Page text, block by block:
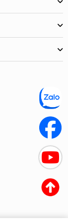
cách hoàn
kỳ đâu
ở bể bơi.